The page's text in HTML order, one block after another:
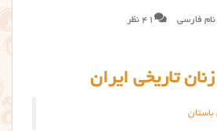
نام فارسی 41 نظر
تاریخی ایران
باستان